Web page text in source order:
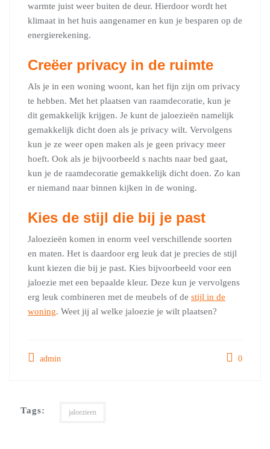
warmte juist weer buiten de deur. Hierdoor wordt het
klimaat in het huis aangenamer en kun je besparen op de
energierekening.
Creëer privacy in de ruimte
Als je in een woning woont, kan het fijn zijn om privacy
te hebben. Met het plaatsen van raamdecoratie, kun je
dit gemakkelijk krijgen. Je kunt de jaloezieën namelijk
gemakkelijk dicht doen als je privacy wilt. Vervolgens
kun je ze weer open maken als je geen privacy meer
hoeft. Ook als je bijvoorbeeld s nachts naar bed gaat,
kun je de raamdecoratie gemakkelijk dicht doen. Zo kan
er niemand naar binnen kijken in de woning.
Kies de stijl die bij je past
Jaloezieën komen in enorm veel verschillende soorten
en maten. Het is daardoor erg leuk dat je precies de stijl
kunt kiezen die bij je past. Kies bijvoorbeeld voor een
jaloezie met een bepaalde kleur. Deze kun je vervolgens
erg leuk combineren met de meubels of de stijl in de
woning. Weet jij al welke jaloezie je wilt plaatsen?
admin 0
Tags: jaloezieen